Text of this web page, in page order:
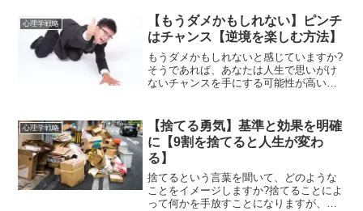
なメリットがあるから結婚はするべきな
のです。具体的...
心理学戦略
【もうダメかもしれない】ピンチ
はチャンス【逆境を楽しむ方法】
もうダメかもしれないと感じていますか?
そうであれば、あなたは人生で思いがけ
ないチャンスを手にする可能性が高いで
理由を含め、逆境を楽しむ方法を説明し
ます。今が絶対絶命のピ...
心理学戦略
【捨てる勇気】基準と効果を明確
に【9割を捨てると人生が変わ
る】
捨てるという言葉を聞いて、どのような
ことをイメージしますか?捨てることによ
って何かを手放すことになりますが、そ